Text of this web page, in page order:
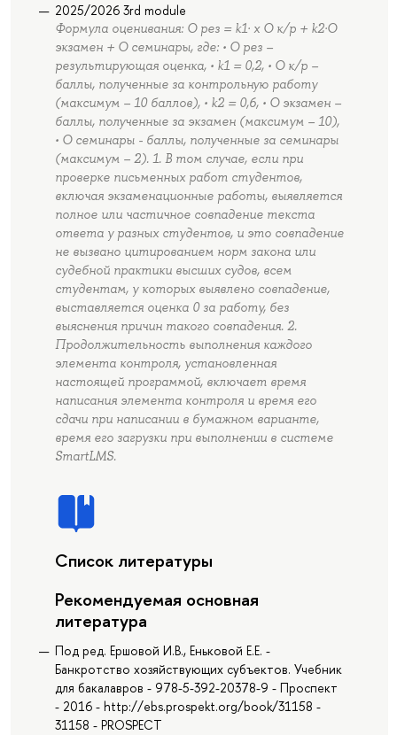
2025/2026 3rd module
Формула оценивания: О рез = k1· х О к/р + k2·О
экзамен + О семинары, где: • О рез –
результирующая оценка, • k1 = 0,2, • О к/р –
баллы, полученные за контрольную работу
(максимум – 10 баллов), • k2 = 0,6, • О экзамен –
баллы, полученные за экзамен (максимум – 10),
• О семинары - баллы, полученные за семинары
(максимум – 2). 1. В том случае, если при
проверке письменных работ студентов,
включая экзаменационные работы, выявляется
полное или частичное совпадение текста
ответа у разных студентов, и это совпадение
не вызвано цитированием норм закона или
судебной практики высших судов, всем
студентам, у которых выявлено совпадение,
выставляется оценка 0 за работу, без
выяснения причин такого совпадения. 2.
Продолжительность выполнения каждого
элемента контроля, установленная
настоящей программой, включает время
написания элемента контроля и время его
сдачи при написании в бумажном варианте,
время его загрузки при выполнении в системе
SmartLMS.
Список литературы
Рекомендуемая основная
литература
Под ред. Ершовой И.В., Еньковой Е.Е. -
Банкротство хозяйствующих субъектов. Учебник
для бакалавров - 978-5-392-20378-9 - Проспект
- 2016 - http://ebs.prospekt.org/book/31158 -
31158 - PROSPECT